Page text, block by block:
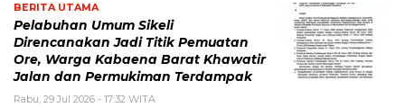
BERITA UTAMA
Pelabuhan Umum Sikeli
Direncanakan Jadi Titik Pemuatan
Ore, Warga Kabaena Barat Khawatir
Jalan dan Permukiman Terdampak
Rabu, 29 Jul 2026 - 17:32 WITA